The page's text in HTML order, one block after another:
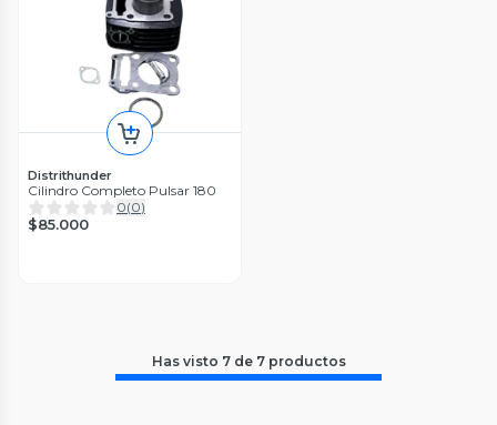
Distrithunder
Cilindro Completo Pulsar 180
0(0)
$85.000
Has visto 7de 7 productos